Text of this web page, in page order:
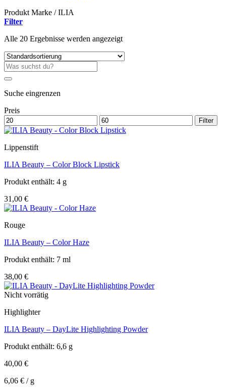
Produkt Marke /ILIA
Filter
Alle 20 Ergebnisse werden angezeigt
Suche
nach:
Suche eingrenzen
Preis
Min.
Preis
Max.
Preis
Filter
Lippenstift
ILIA Beauty – Color Block Lipstick
Produkt enthält: 4 g
31,00 €
Rouge
ILIA Beauty – Color Haze
Produkt enthält: 7 ml
38,00 €
Nicht vorrätig
Highlighter
ILIA Beauty – DayLite Highlighting Powder
Produkt enthält: 6,6 g
40,00 €
6,06 € / g